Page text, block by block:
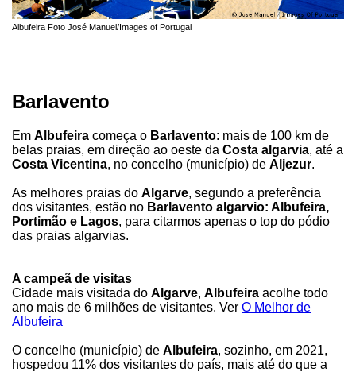
Albufeira Foto José Manuel/Images of Portugal
Barlavento
Em Albufeira começa o Barlavento: mais de 100 km de
belas praias, em direção ao oeste da Costa algarvia, até a
Costa Vicentina, no concelho (município) de Aljezur.
As melhores praias do Algarve, segundo a preferência
dos visitantes, estão no Barlavento algarvio: Albufeira,
Portimão e Lagos, para citarmos apenas o top do pódio
das praias algarvias.
A campeã de visitas
Cidade mais visitada do Algarve, Albufeira acolhe todo
ano mais de 6 milhões de visitantes. Ver O Melhor de
Albufeira
O concelho (município) de Albufeira, sozinho, em 2021,
hospedou 11% dos visitantes do país, mais até do que a